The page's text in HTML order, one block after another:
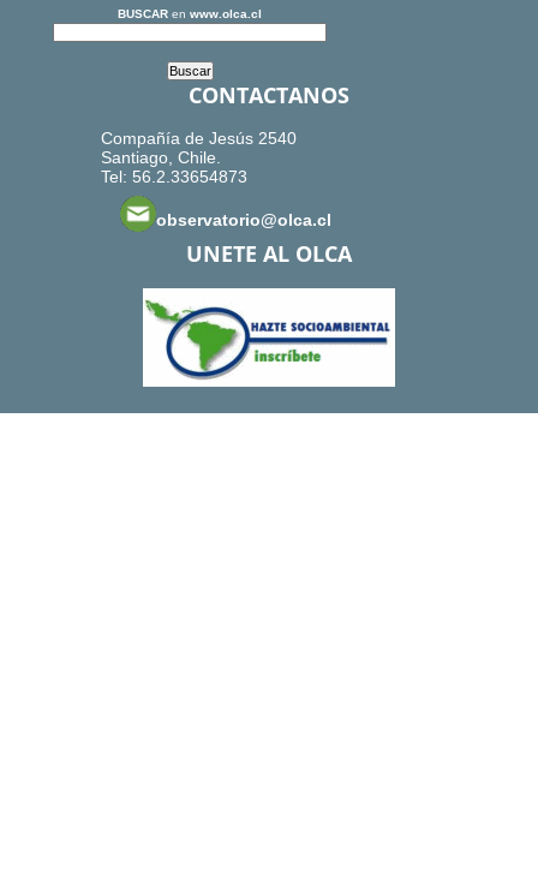
BUSCAR en www.olca.cl
CONTACTANOS
Compañía de Jesús 2540
Santiago, Chile.
Tel: 56.2.33654873
observatorio@olca.cl
UNETE AL OLCA